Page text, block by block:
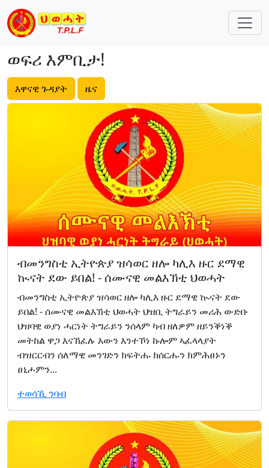
Skip navigation
ወፍሪ እምቢታ!
እዋናዊ ጉዳያት ዜና
ብመንግስቲ ኢትዮጵያ ዝሳወር ዘሎ ካሊእ ዙር ደማዊ
ኲናት ደው ይበል! - ሰሙናዊ መልእኽቲ ህወሓት
ብመንግስቲ ኢትዮጵያ ዝሳወር ዘሎ ካሊእ ዙር ደማዊ ኲናት ደው
ይበል! - ሰሙናዊ መልእኽቲ ህወሓት ህዝቢ ትግራይን መሪሕ ውድቡ
ህዝባዊ ወያነ ሓርነት ትግራይን ንሰላም ካብ ዘለዎም ዘይንቕነቕ
መትከል ዋጋ እናኸፈሉ እውን እንተኾነ ኩሎም ኣፈላላያት
ብዝርርብን ሰለማዊ መንገድን ክፍትሑ ክሰርሑን ክምሕፀኑን
ፀኒሖምን...
ተወሳኺ ንባብ